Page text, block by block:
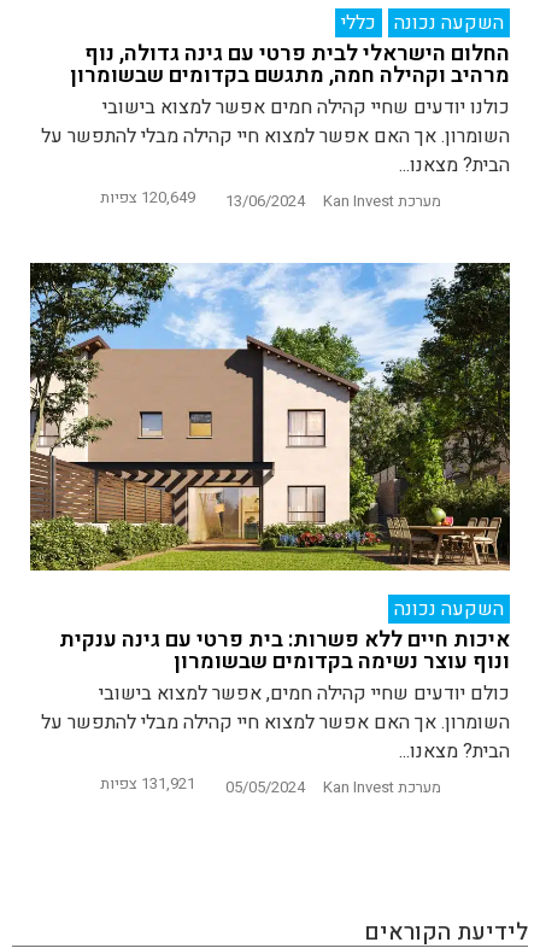
השקעה נכונה כללי
החלום הישראלי לבית פרטי עם גינה גדולה, נוף
מרהיב וקהילה חמה, מתגשם בקדומים שבשומרון
כולנו יודעים שחיי קהילה חמים אפשר למצוא בישובי
השומרון. אך האם אפשר למצוא חיי קהילה מבלי להתפשר על
הבית? מצאנו...
מערכת Kan Invest 13/06/2024 120,649 צפיות
השקעה נכונה
איכות חיים ללא פשרות: בית פרטי עם גינה ענקית
ונוף עוצר נשימה בקדומים שבשומרון
כולם יודעים שחיי קהילה חמים, אפשר למצוא בישובי
השומרון. אך האם אפשר למצוא חיי קהילה מבלי להתפשר על
הבית? מצאנו...
מערכת Kan Invest 05/05/2024 131,921 צפיות
לידיעת הקוראים